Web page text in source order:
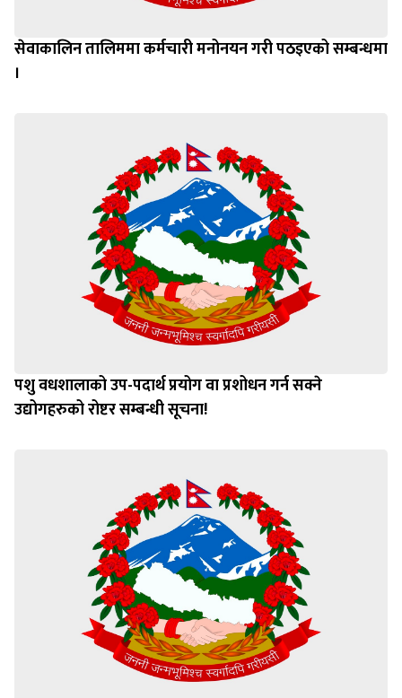
सेवाकालिन तालिममा कर्मचारी मनोनयन गरी पठइएको सम्बन्धमा
।
पशु वधशालाको उप-पदार्थ प्रयोग वा प्रशोधन गर्न सक्ने
उद्योगहरुको रोष्टर सम्बन्धी सूचना!